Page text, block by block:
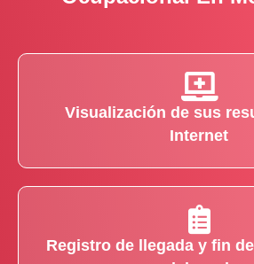
Visualización de sus
Internet
Registro de llegada y fin